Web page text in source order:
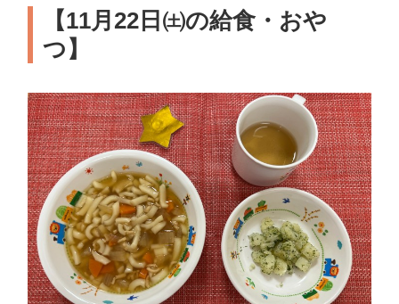
【11月22日㈯の給食・おや
つ】